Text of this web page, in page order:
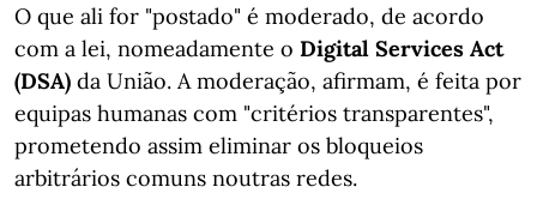
O que ali for "postado" é moderado, de acordo
com a lei, nomeadamente o Digital Services Act
(DSA) da União. A moderação, afirmam, é feita por
equipas humanas com "critérios transparentes",
prometendo assim eliminar os bloqueios
arbitrários comuns noutras redes.